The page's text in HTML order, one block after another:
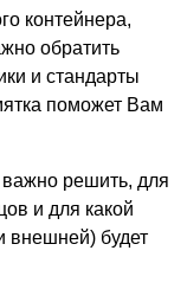
контейнера,
обратить
и стандарты
поможет Вам
решить, для
и для какой
внешней) будет